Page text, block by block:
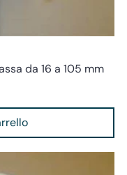
da 16 a 105 mm